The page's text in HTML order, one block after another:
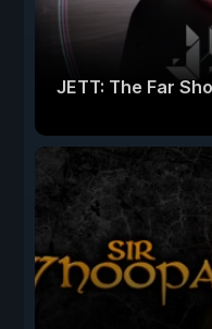
JETT: The Far